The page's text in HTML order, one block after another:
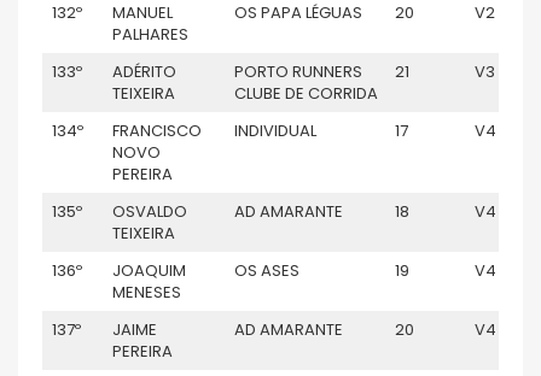
132º
MANUEL
PALHARES
OS PAPA LÉGUAS 20 V2
133º
ADÉRITO
TEIXEIRA
PORTO RUNNERS
CLUBE DE CORRIDA
21 V3
134º
FRANCISCO
NOVO
PEREIRA
INDIVIDUAL 17 V4
135º
OSVALDO
TEIXEIRA
AD AMARANTE 18 V4
136º
JOAQUIM
MENESES
OS ASES 19 V4
137º
JAIME
PEREIRA
AD AMARANTE 20 V4